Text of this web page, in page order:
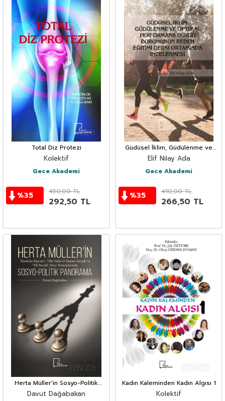
Total Diz Protezi
Kolektif
Gece Akademi
%35 450,00TL
292,50 TL
Güdüsel İklim, Güdülenme ve
Optimal Performans Duygu
Durumunun Beden Eğitimi Dersi
Ortamında İncelenmesi
Elif Nilay Ada
Gece Akademi
%35 410,00TL
266,50 TL
Herta Müller'in Sosyo-Politik
Panorama
Davut Dağabakan
Kadın Kaleminden Kadın Algısı 1
Kolektif